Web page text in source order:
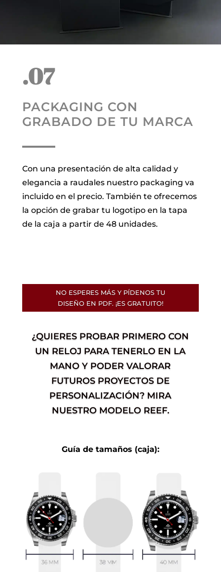
.07
PACKAGING CON
GRABADO DE TU MARCA
Con una presentación de alta calidad y
elegancia a raudales nuestro packaging va
incluido en el precio. También te ofrecemos
la opción de grabar tu logotipo en la tapa
de la caja a partir de 48 unidades.
NO ESPERES MÁS Y PÍDENOS TU
DISEÑO EN PDF. ¡ES GRATUITO!
¿QUIERES PROBAR PRIMERO CON
UN RELOJ PARA TENERLO EN LA
MANO Y PODER VALORAR
FUTUROS PROYECTOS DE
PERSONALIZACIÓN? MIRA
NUESTRO MODELO REEF.
Guía de tamaños (caja):